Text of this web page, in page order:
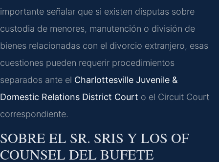
importante señalar que si existen disputas sobre
custodia de menores, manutención o división de
bienes relacionadas con el divorcio extranjero, esas
cuestiones pueden requerir procedimientos
separados ante el Charlottesville Juvenile &
Domestic Relations District Court o el Circuit Court
correspondiente.
SOBRE EL SR. SRIS Y LOS OF
COUNSEL DEL BUFETE